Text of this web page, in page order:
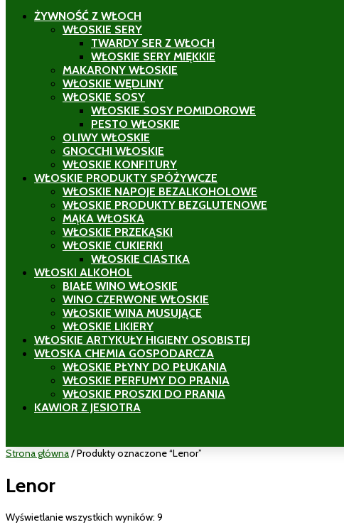
ŻYWNOŚĆ Z WŁOCH
WŁOSKIE SERY
TWARDY SER Z WŁOCH
WŁOSKIE SERY MIĘKKIE
MAKARONY WŁOSKIE
WŁOSKIE WĘDLINY
WŁOSKIE SOSY
WŁOSKIE SOSY POMIDOROWE
PESTO WŁOSKIE
OLIWY WŁOSKIE
GNOCCHI WŁOSKIE
WŁOSKIE KONFITURY
WŁOSKIE PRODUKTY SPÓŻYWCZE
WŁOSKIE NAPOJE BEZALKOHOLOWE
WŁOSKIE PRODUKTY BEZGLUTENOWE
MĄKA WŁOSKA
WŁOSKIE PRZEKĄSKI
WŁOSKIE CUKIERKI
WŁOSKIE CIASTKA
WŁOSKI ALKOHOL
BIAŁE WINO WŁOSKIE
WINO CZERWONE WŁOSKIE
WŁOSKIE WINA MUSUJĄCE
WŁOSKIE LIKIERY
WŁOSKIE ARTYKUŁY HIGIENY OSOBISTEJ
WŁOSKA CHEMIA GOSPODARCZA
WŁOSKIE PŁYNY DO PŁUKANIA
WŁOSKIE PERFUMY DO PRANIA
WŁOSKIE PROSZKI DO PRANIA
KAWIOR Z JESIOTRA
Strona główna/ Produkty oznaczone “Lenor”
Lenor
Wyświetlanie wszystkich wyników: 9